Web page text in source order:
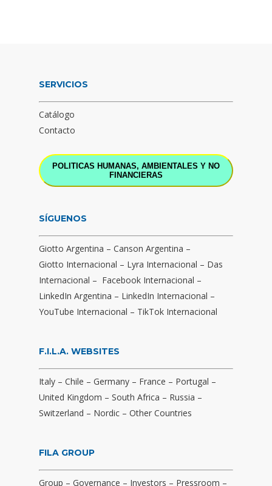
SERVICIOS
Catálogo
Contacto
POLITICAS HUMANAS, AMBIENTALES Y NO
FINANCIERAS
SÍGUENOS
Giotto Argentina – Canson Argentina –
Giotto Internacional – Lyra Internacional – Das
Internacional – Facebook Internacional –
LinkedIn Argentina – LinkedIn Internacional –
YouTube Internacional – TikTok Internacional
F.I.L.A. WEBSITES
Italy – Chile – Germany – France – Portugal –
United Kingdom – South Africa – Russia –
Switzerland – Nordic – Other Countries
FILA GROUP
Group – Governance – Investors – Pressroom –